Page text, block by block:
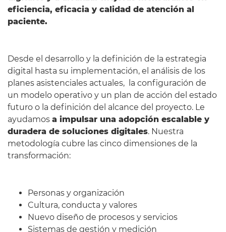
eficiencia, eficacia y calidad de atención al
paciente.
Desde el desarrollo y la definición de la estrategia
digital hasta su implementación, el análisis de los
planes asistenciales actuales, la configuración de
un modelo operativo y un plan de acción del estado
futuro o la definición del alcance del proyecto. Le
ayudamos a impulsar una adopción escalable y
duradera de soluciones digitales. Nuestra
metodología cubre las cinco dimensiones de la
transformación:
Personas y organización
Cultura, conducta y valores
Nuevo diseño de procesos y servicios
Sistemas de gestión y medición